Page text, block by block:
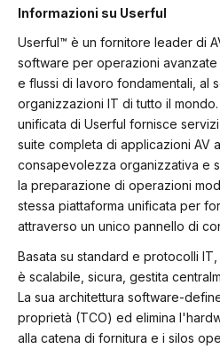
Informazioni su Userful
Userful™ è un fornitore leader di
software per operazioni avanzate
e flussi di lavoro fondamentali, al
organizzazioni IT di tutto il
unificata di Userful fornisce
suite completa di applicazioni AV
consapevolezza organizzativa e
la preparazione di operazioni
stessa piattaforma unificata per
attraverso un unico pannello di
Basata su standard e protocolli
è scalabile, sicura, gestita
La sua architettura software-
proprietà (TCO) ed elimina
alla catena di fornitura e i silos